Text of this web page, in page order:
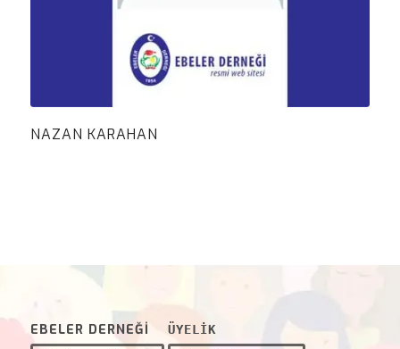
NAZAN KARAHAN
EBELER DERNEĞİ ÜYELİK